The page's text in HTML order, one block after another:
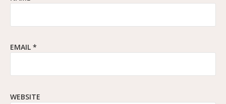
EMAIL *
WEBSITE